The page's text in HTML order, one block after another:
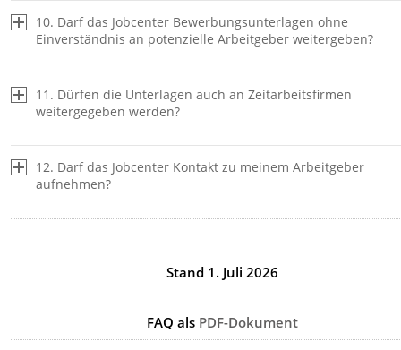
10. Darf das Jobcenter Bewerbungsunterlagen ohne
Einverständnis an potenzielle Arbeitgeber weitergeben?
11. Dürfen die Unterlagen auch an Zeitarbeitsfirmen
weitergegeben werden?
12. Darf das Jobcenter Kontakt zu meinem Arbeitgeber
aufnehmen?
Stand 1. Juli 2026
FAQ als PDF-Dokument